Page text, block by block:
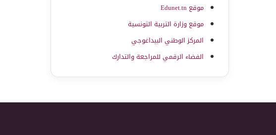
موقع Edunet.tn
موقع وزارة التربية التونسية
المركز الوطني البيداغوجي
الفضاء الرقمي للمراجعة والتدارك